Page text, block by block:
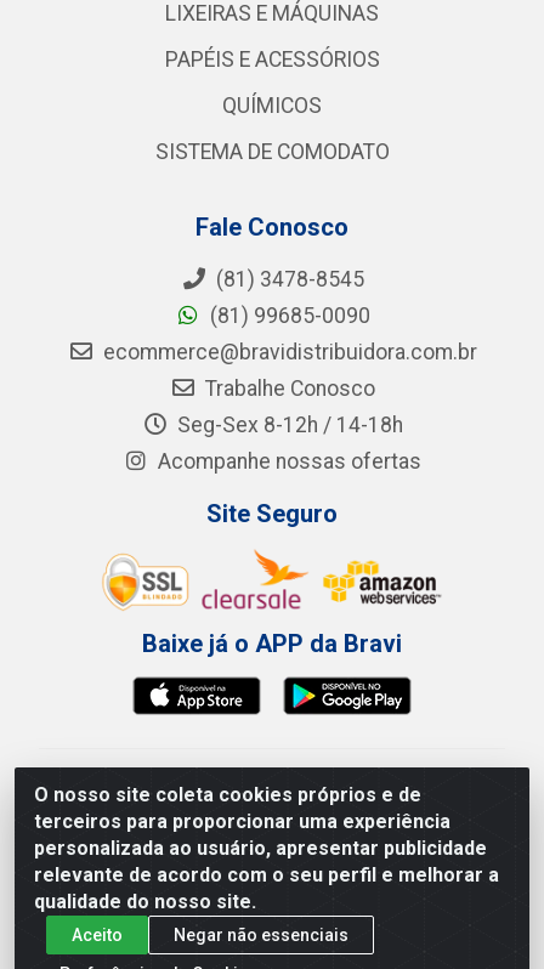
O nosso site coleta cookies próprios e de
terceiros para proporcionar uma experiência
personalizada ao usuário, apresentar publicidade
relevante de acordo com o seu perfil e melhorar a
qualidade do nosso site.
Aceito
Negar não essenciais
LIXEIRAS E MÁQUINAS
PAPÉIS E ACESSÓRIOS
QUÍMICOS
SISTEMA DE COMODATO
Fale Conosco
(81) 3478-8545
(81) 99685-0090
ecommerce@bravidistribuidora.com.br
Trabalhe Conosco
Seg-Sex 8-12h / 14-18h
Acompanhe nossas ofertas
Site Seguro
Baixe já o APP da Bravi
Bravi Consumíveis de Higiene e Descartáveis EIRELI -
CNPJ 19.457.137/0001-06
Av. Sul Gov. Cid Sampaio, 3125 - Galpão 000A -
Imbiribeira - Recife/PE - CEP 51.150-010